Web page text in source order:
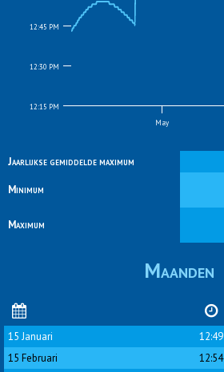
May
12:15 PM
12:30 PM
12:45 PM
Jaarlijkse gemiddelde maximum
Minimum
Maximum
Maanden
15 Januari 12:49
15 Februari
12:54